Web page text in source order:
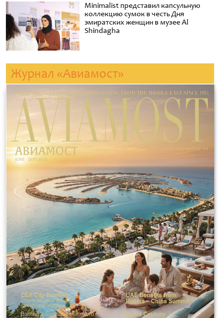
Minimalist представил капсульную
коллекцию сумок в честь Дня
эмиратских женщин в музее Al
Shindagha
Журнал «Авиамост»